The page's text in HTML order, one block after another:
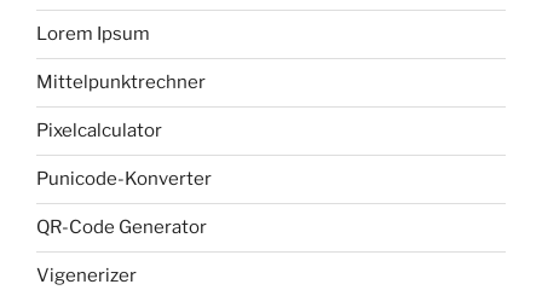
Lorem Ipsum
Mittelpunktrechner
Pixelcalculator
Punicode-Konverter
QR-Code Generator
Vigenerizer